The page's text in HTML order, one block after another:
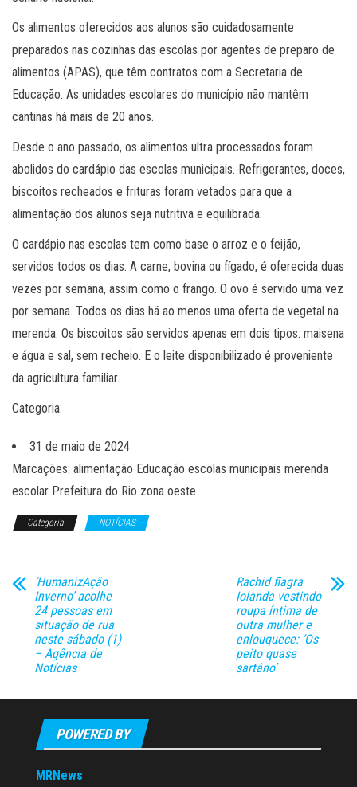
Os alimentos oferecidos aos alunos são cuidadosamente
preparados nas cozinhas das escolas por agentes de preparo de
alimentos (APAS), que têm contratos com a Secretaria de
Educação. As unidades escolares do município não mantêm
cantinas há mais de 20 anos.
Desde o ano passado, os alimentos ultra processados foram
abolidos do cardápio das escolas municipais. Refrigerantes, doces,
biscoitos recheados e frituras foram vetados para que a
alimentação dos alunos seja nutritiva e equilibrada.
O cardápio nas escolas tem como base o arroz e o feijão,
servidos todos os dias. A carne, bovina ou fígado, é oferecida duas
vezes por semana, assim como o frango. O ovo é servido uma vez
por semana. Todos os dias há ao menos uma oferta de vegetal na
merenda. Os biscoitos são servidos apenas em dois tipos: maisena
e água e sal, sem recheio. E o leite disponibilizado é proveniente
da agricultura familiar.
Categoria:
31 de maio de 2024
Marcações: alimentação Educação escolas municipais merenda
escolar Prefeitura do Rio zona oeste
Categoria NOTÍCIAS
‘HumanizAção
Inverno’ acolhe
24 pessoas em
situação de rua
neste sábado (1)
– Agência de
Notícias
Rachid flagra
Iolanda vestindo
roupa íntima de
outra mulher e
enlouquece: ‘Os
peito quase
sartâno’
POWERED BY
MRNews